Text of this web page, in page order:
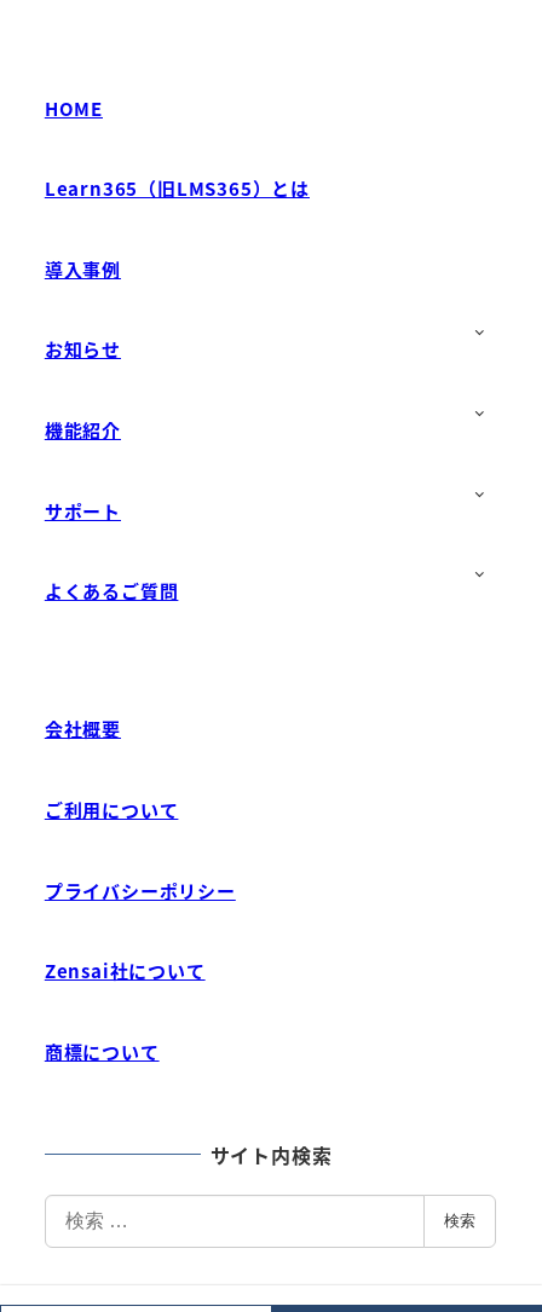
HOME
Learn365（旧LMS365）とは
導入事例
お知らせ
機能紹介
サポート
よくあるご質問
会社概要
ご利用について
プライバシーポリシー
Zensai社について
商標について
サイト内検索
検
索
検索